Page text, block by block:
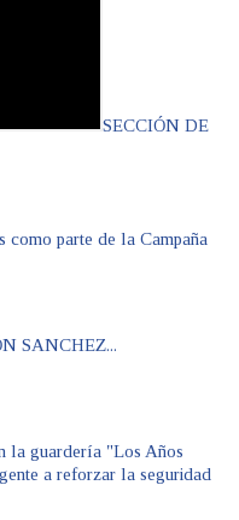
SECCIÓN DE
como parte de la Campaña
SANCHEZ...
la guardería "Los Años
a reforzar la seguridad